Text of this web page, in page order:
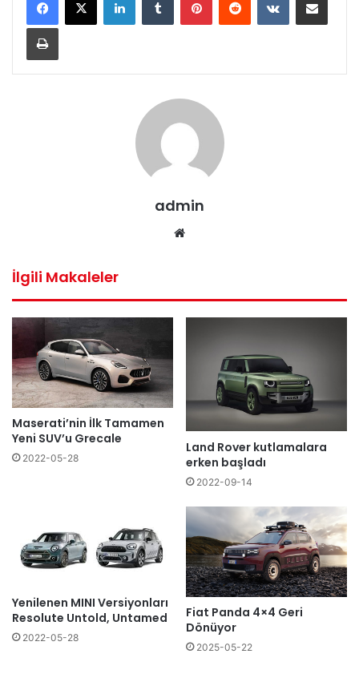
Yazdır
admin
İlgili Makaleler
Maserati’nin İlk Tamamen
Yeni SUV’u Grecale
2022-05-28
Land Rover kutlamalara
erken başladı
2022-09-14
Yenilenen MINI Versiyonları
Resolute Untold, Untamed
2022-05-28
Fiat Panda 4×4 Geri
Dönüyor
2025-05-22